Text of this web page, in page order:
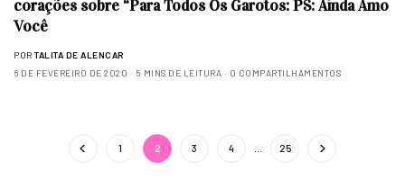
corações sobre “Para Todos Os Garotos: PS: Ainda Amo
Você
POR TALITA DE ALENCAR
6 DE FEVEREIRO DE 2020
5 MINS DE LEITURA 0 COMPARTILHAMENTOS
1 2 3 4 25